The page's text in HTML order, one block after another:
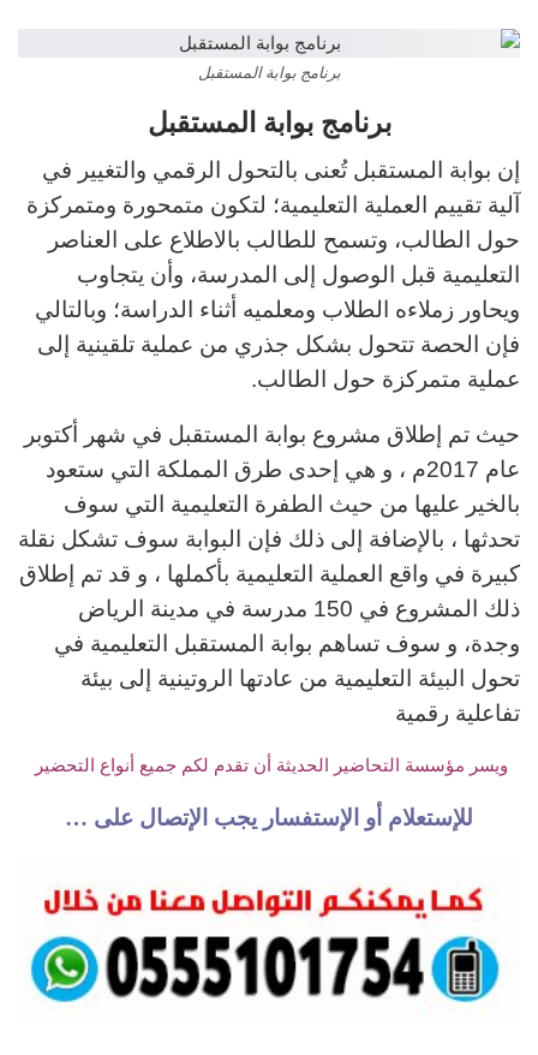
برنامج بوابة المستقبل
برنامج بوابة المستقبل
إن بوابة المستقبل تُعنى بالتحول الرقمي والتغيير في
آلية تقييم العملية التعليمية؛ لتكون متمحورة ومتمركزة
حول الطالب، وتسمح للطالب بالاطلاع على العناصر
التعليمية قبل الوصول إلى المدرسة، وأن يتجاوب
ويحاور زملاءه الطلاب ومعلميه أثناء الدراسة؛ وبالتالي
فإن الحصة تتحول بشكل جذري من عملية تلقينية إلى
عملية متمركزة حول الطالب.
حيث تم إطلاق مشروع بوابة المستقبل في شهر أكتوبر
عام 2017م ، و هي إحدى طرق المملكة التي ستعود
بالخير عليها من حيث الطفرة التعليمية التي سوف
تحدثها ، بالإضافة إلى ذلك فإن البوابة سوف تشكل نقلة
كبيرة في واقع العملية التعليمية بأكملها ، و قد تم إطلاق
ذلك المشروع في 150 مدرسة في مدينة الرياض
وجدة، و سوف تساهم بوابة المستقبل التعليمية في
تحول البيئة التعليمية من عادتها الروتينية إلى بيئة
تفاعلية رقمية
ويسر مؤسسة التحاضير الحديثة أن تقدم لكم جميع أنواع التحضير
للإستعلام أو الإستفسار يجب الإتصال على …